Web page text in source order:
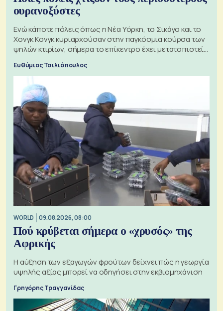
ουρανοξύστες
Ενώ κάποτε πόλεις όπως η Νέα Υόρκη, το Σικάγο και το
Χονγκ Κονγκ κυριαρχούσαν στην παγκόσμια κούρσα των
ψηλών κτιρίων, σήμερα το επίκεντρο έχει μετατοπιστεί
Ευθύμιος Τσιλιόπουλος
WORLD 09.08.2026, 08:00
Πού κρύβεται σήμερα ο «χρυσός» της
Αφρικής
Η αύξηση των εξαγωγών φρούτων δείχνει πώς η γεωργία
υψηλής αξίας μπορεί να οδηγήσει στην εκβιομηχάνιση
Γρηγόρης Τραγγανίδας